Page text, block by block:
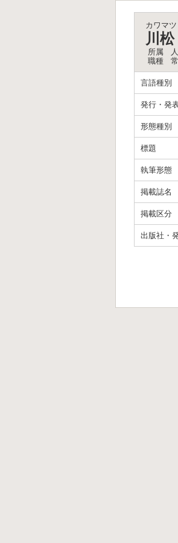
カワマ
川
所属
職種
言語種別
発行・発
形態種別
標題
執筆形態
掲載誌名
掲載区分
出版社・